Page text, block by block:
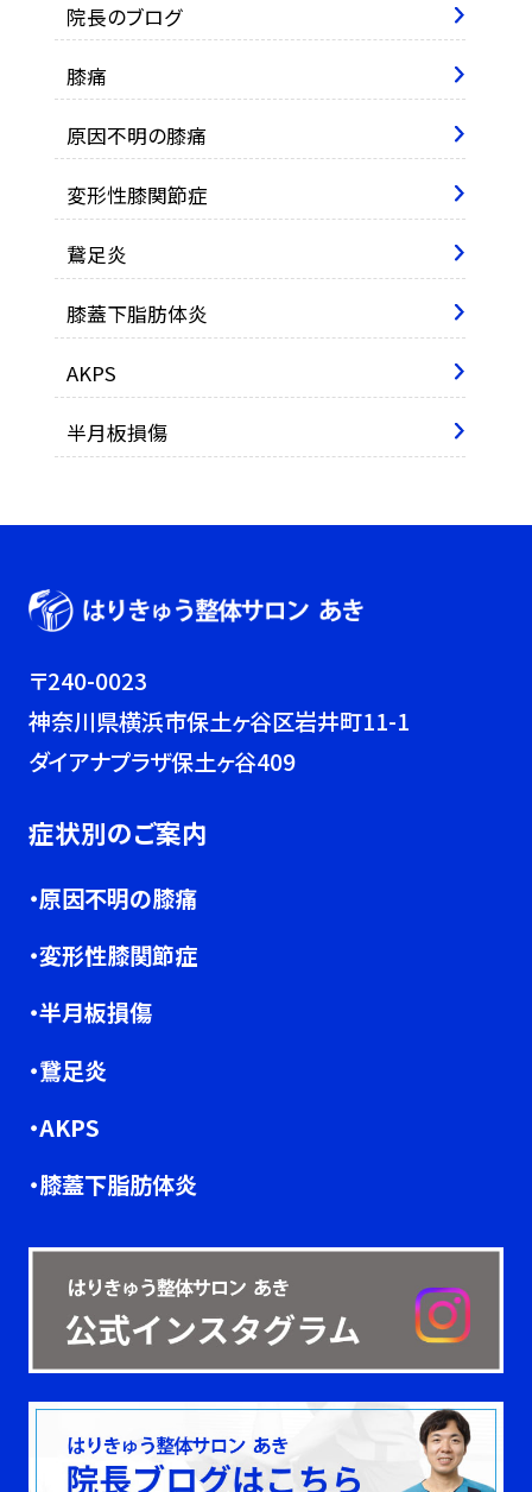
院長のブログ
膝痛
原因不明の膝痛
変形性膝関節症
鵞足炎
膝蓋下脂肪体炎
AKPS
半月板損傷
〒240-0023
神奈川県横浜市保土ヶ谷区岩井町11-1
ダイアナプラザ保土ヶ谷409
症状別のご案内
・原因不明の膝痛
・変形性膝関節症
・半月板損傷
・鵞足炎
・AKPS
・膝蓋下脂肪体炎